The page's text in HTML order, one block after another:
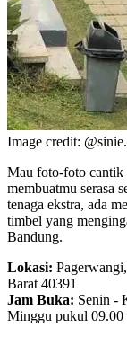
Image credit:
Mau foto-foto cantik
membuatmu serasa
tenaga ekstra, ada
timbel yang
Bandung.
Lokasi:
Barat 40391
Jam Buka: Senin -
Minggu pukul